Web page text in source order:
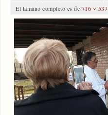
El tamaño completo es de 716 × 537